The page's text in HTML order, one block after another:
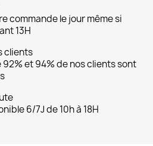
commande le jour même si
13H
clients
et 94% de nos clients sont
6/7J de 10h à 18H